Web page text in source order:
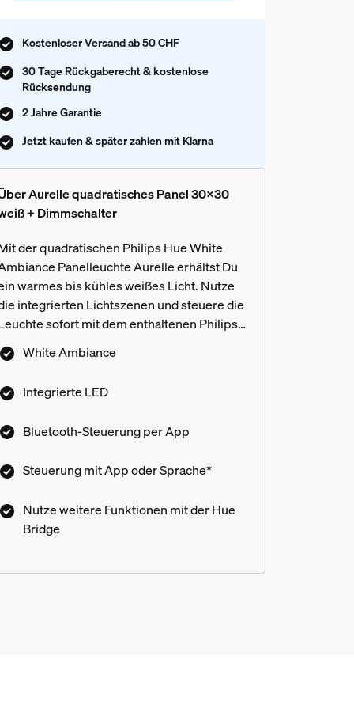
Kostenloser Versand ab 50 CHF
30 Tage Rückgaberecht & kostenlose
Rücksendung
2 Jahre Garantie
Jetzt kaufen & später zahlen mit Klarna
Aurelle quadratisches Panel 30x30
+ Dimmschalter
der quadratischen Philips Hue White
Panelleuchte Aurelle erhältst Du
warmes bis kühles weißes Licht. Nutze
integrierten Lichtszenen und steuere die
sofort mit dem enthaltenen Philips
Hue Dimmschalter oder über die Philips Hue
Bluetooth App. Mit einer Philips Hue Bridge
nutzen.
White Ambiance
Integrierte LED
Bluetooth-Steuerung per App
Steuerung mit App oder Sprache*
Nutze weitere Funktionen mit der Hue
Bridge